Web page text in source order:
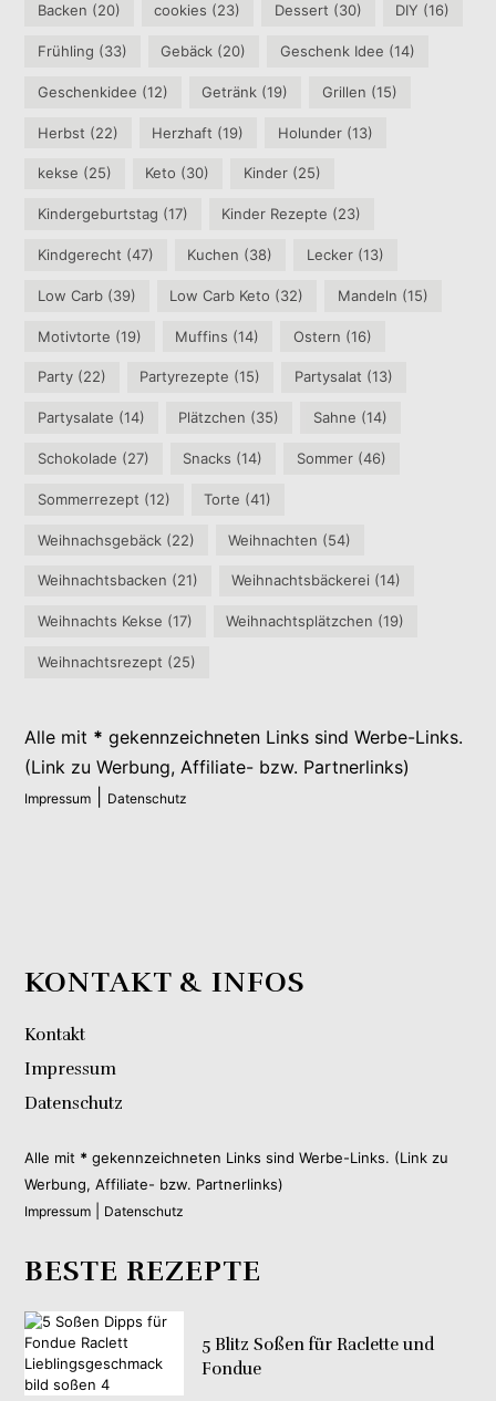
Backen (20) cookies (23) Dessert (30) DIY (16)
Frühling (33) Gebäck (20) Geschenk Idee (14)
Geschenkidee (12) Getränk (19) Grillen (15)
Herbst (22) Herzhaft (19) Holunder(13)
kekse (25) Keto (30) Kinder(25)
Kindergeburtstag (17) Kinder Rezepte (23)
Kindgerecht (47) Kuchen (38) Lecker(13)
Low Carb (39) Low Carb Keto (32) Mandeln (15)
Motivtorte (19) Muffins (14) Ostern (16)
Party (22) Partyrezepte (15) Partysalat (13)
Partysalate (14) Plätzchen (35) Sahne (14)
Schokolade (27) Snacks (14) Sommer(46)
Sommerrezept (12) Torte (41)
Weihnachsgebäck (22) Weihnachten (54)
Weihnachtsbacken (21) Weihnachtsbäckerei (14)
Weihnachts Kekse (17) Weihnachtsplätzchen (19)
Weihnachtsrezept (25)
Alle mit * gekennzeichneten Links sind Werbe-Links.
(Link zu Werbung, Affiliate- bzw. Partnerlinks)
Impressum Datenschutz
KONTAKT & INFOS
Kontakt
Impressum
Datenschutz
Alle mit * gekennzeichneten Links sind Werbe-Links. (Link zu
Werbung, Affiliate- bzw. Partnerlinks)
Impressum Datenschutz
BESTE REZEPTE
5 Blitz Soßen für Raclette und
Fondue